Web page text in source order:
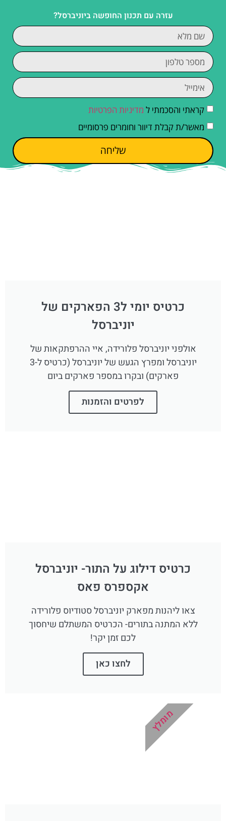
עזרה עם תכנון החופשה ביוניברסל?
קראתי והסכמתי ל מדיניות הפרטיות
מאשר/ת קבלת דיוור וחומרים פרסומיים
שליחה
כרטיס יומי ל3 הפארקים של
יוניברסל
אולפני יוניברסל פלורידה, איי ההרפתקאות של
יוניברסל ומפרץ הגעש של יוניברסל (כרטיס ל-3
פארקים) ובקרו במספר פארקים ביום
לפרטים והזמנות
כרטיס דילוג על התור- יוניברסל
אקספרס פאס
צאו ליהנות מפארק יוניברסל סטודיוס פלורידה
ללא המתנה בתורים- הכרטיס המשתלם שיחסוך
לכם זמן יקר!
לחצו כאן
מומלץ